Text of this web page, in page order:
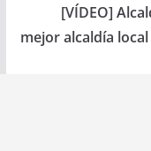
[VÍDEO]
mejor alcaldía